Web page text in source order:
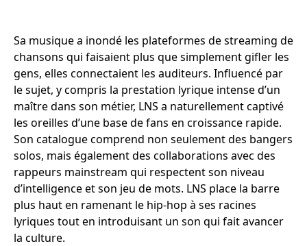
Sa musique a inondé les plateformes de streaming de
chansons qui faisaient plus que simplement gifler les
gens, elles connectaient les auditeurs. Influencé par
le sujet, y compris la prestation lyrique intense d’un
maître dans son métier, LNS a naturellement captivé
les oreilles d’une base de fans en croissance rapide.
Son catalogue comprend non seulement des bangers
solos, mais également des collaborations avec des
rappeurs mainstream qui respectent son niveau
d’intelligence et son jeu de mots. LNS place la barre
plus haut en ramenant le hip-hop à ses racines
lyriques tout en introduisant un son qui fait avancer
la culture.